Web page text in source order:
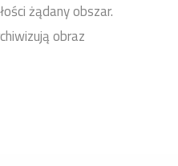
żądany obszar.
obraz